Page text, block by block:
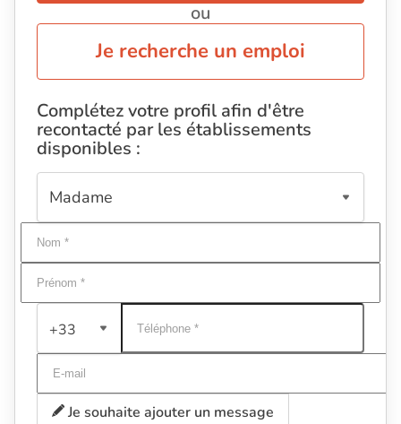
ou
Je recherche un emploi
Complétez votre profil afin d'être
recontacté par les établissements
disponibles :
+33
Je souhaite ajouter un message